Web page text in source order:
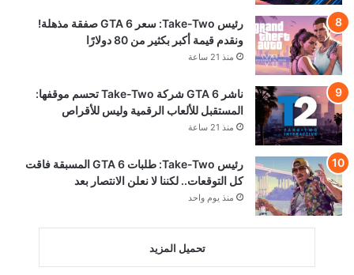
رئيس Take-Two: سعر GTA 6 صفقة مذهلة!
ونقدم قيمة أكبر بكثير من 80 دولارًا
منذ 21 ساعة
ناشر GTA 6 شركة Take-Two تحسم موقفها:
المستقبل للألعاب الرقمية وليس للأقراص
منذ 21 ساعة
رئيس Take-Two: طلبات GTA 6 المسبقة فاقت
كل التوقعات.. لكننا لا نعلن الانتصار بعد
منذ يوم واحد
تحميل المزيد